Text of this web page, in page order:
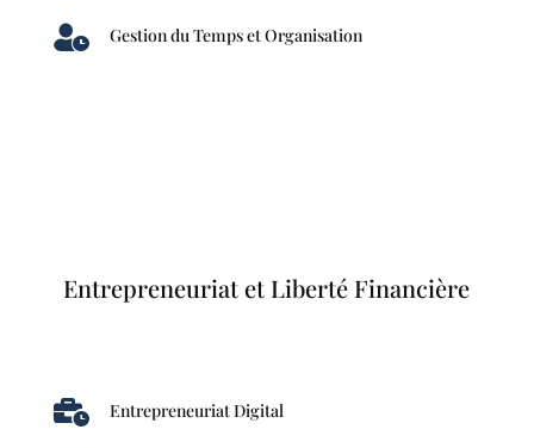
 Gestion du Temps et Organisation
Entrepreneuriat et Liberté Financière
 Entrepreneuriat Digital